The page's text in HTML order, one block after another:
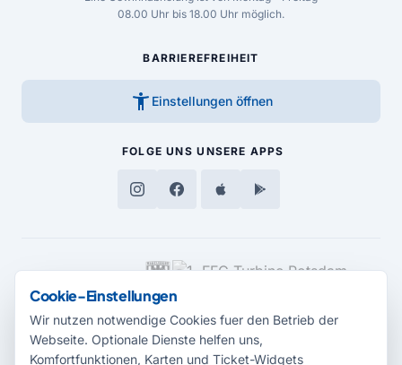
08.00 Uhr bis 18.00 Uhr möglich.
BARRIEREFREIHEIT
accessibility_new Einstellungen öffnen
FOLGE UNS UNSERE APPS
MEDIENPARTNER
Cookie-Einstellungen
Wir nutzen notwendige Cookies fuer den Betrieb der
Webseite. Optionale Dienste helfen uns,
Komfortfunktionen, Karten und Ticket-Widgets